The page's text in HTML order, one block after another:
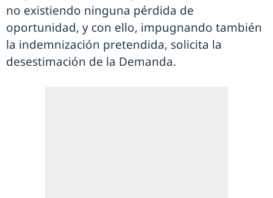
no existiendo ninguna pérdida de
oportunidad, y con ello, impugnando también
la indemnización pretendida, solicita la
desestimación de la Demanda.